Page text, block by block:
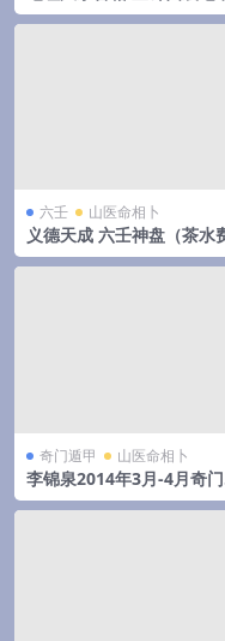
分金线法（上下册全）
六壬 山医命相卜
义德天成 六壬神盘（茶水费）
8集视频 百度云下载！
奇门遁甲 山医命相卜
李锦泉2014年3月-4月奇门
甲培训录音+教材pdf 移动
盘下载！